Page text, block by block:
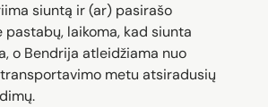
siuntą ir (ar) pasirašo
laikoma, kad siunta
o Bendrija atleidžiama nuo
metu atsiradusių